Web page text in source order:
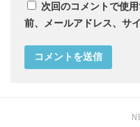
次回のコメントで使
前、メールアドレス、サ